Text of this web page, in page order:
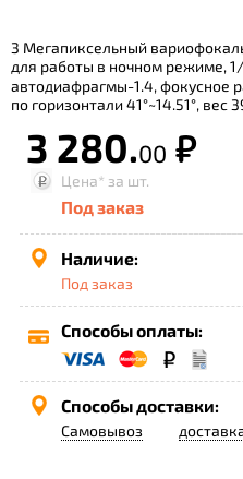
3 Мегапиксельный
для работы в ночном режиме, 1/
автодиафрагмы-1.4, фокусное
по горизонтали 41°~14.51°, вес
3 280.00 р.
Цена* за шт.
Под заказ
Наличие:
Под заказ
Способы оплаты:
Способы доставки:
Самовывоз